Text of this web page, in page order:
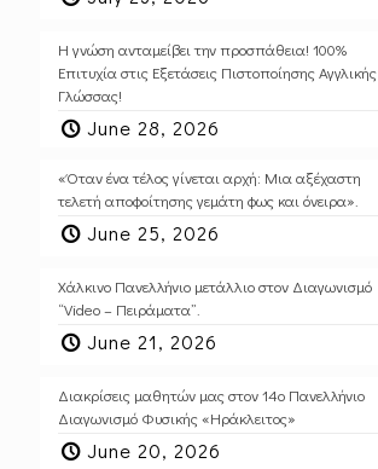
Η γνώση ανταμείβει την προσπάθεια! 100%
Επιτυχία στις Εξετάσεις Πιστοποίησης Αγγλικής
Γλώσσας!
June 28, 2026
«Όταν ένα τέλος γίνεται αρχή: Μια αξέχαστη
τελετή αποφοίτησης γεμάτη φως και όνειρα».
June 25, 2026
Χάλκινο Πανελλήνιο μετάλλιο στον Διαγωνισμό
“Video – Πειράματα”.
June 21, 2026
Διακρίσεις μαθητών μας στον 14ο Πανελλήνιο
Διαγωνισμό Φυσικής «Ηράκλειτος»
June 20, 2026